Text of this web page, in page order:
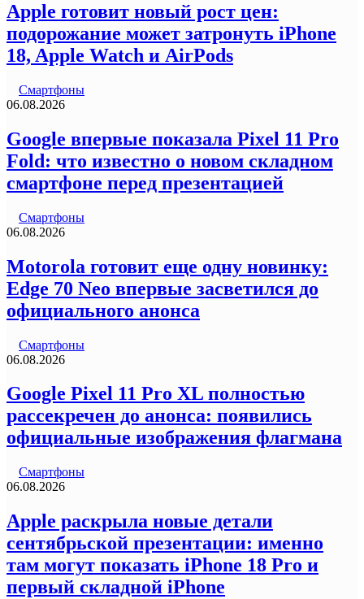
Apple готовит новый рост цен:
подорожание может затронуть iPhone
18, Apple Watch и AirPods
Смартфоны
06.08.2026
Google впервые показала Pixel 11 Pro
Fold: что известно о новом складном
смартфоне перед презентацией
Смартфоны
06.08.2026
Motorola готовит еще одну новинку:
Edge 70 Neo впервые засветился до
официального анонса
Смартфоны
06.08.2026
Google Pixel 11 Pro XL полностью
рассекречен до анонса: появились
официальные изображения флагмана
Смартфоны
06.08.2026
Apple раскрыла новые детали
сентябрьской презентации: именно
там могут показать iPhone 18 Pro и
первый складной iPhone